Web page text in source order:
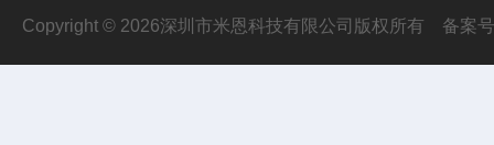
Copyright © 2026深圳市米恩科技有限公司版权所有 备案